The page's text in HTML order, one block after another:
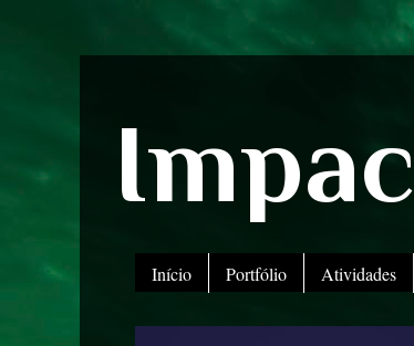
Início Portfólio Atividades